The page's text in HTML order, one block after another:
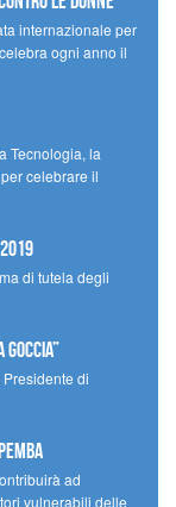
internazionale per
ogni anno il
Tecnologia, la
celebrare il
di tutela degli
GOCCIA”
di
ad
vulnerabili delle